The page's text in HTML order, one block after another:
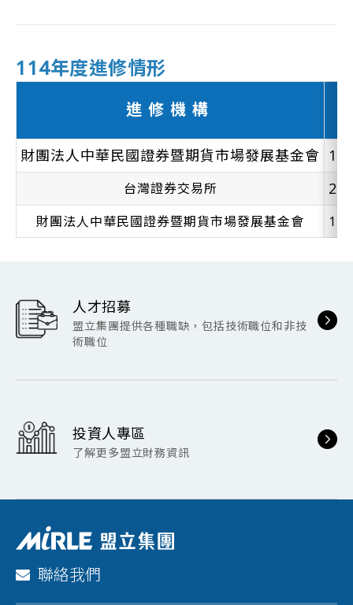
114年度進修情形
進修機構
財團法人中華民國證券暨期貨市場發展基金會
台灣證券交易所
財團法人中華民國證券暨期貨市場發展基金會
人才招募
盟立集團提供各種職缺，包括技術職位和非技
術職位
投資人專區
了解更多盟立財務資訊
聯絡我們